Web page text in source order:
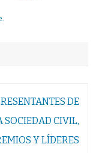
DE
SOCIEDAD CIVIL,
Y LÍDERES